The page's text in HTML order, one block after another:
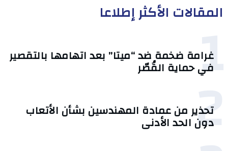
المقالات الأكثر إطلاعا
1
غرامة ضخمة ضد “ميتا” بعد اتهامها بالتقصير
في حماية القُصّر
2
تحذير من عمادة المهندسين بشأن الأتعاب
دون الحد الأدنى